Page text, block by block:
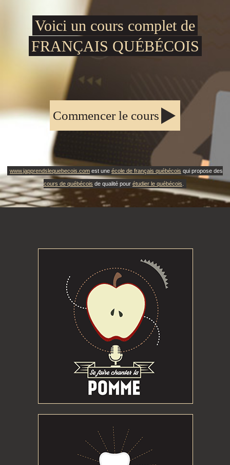
Voici un cours complet de
FRANÇAIS QUÉBÉCOIS
Commencer le cours
www.japprendslequebecois.com est une école de français québécois qui propose des
cours de québécois de qualité pour étudier le québécois